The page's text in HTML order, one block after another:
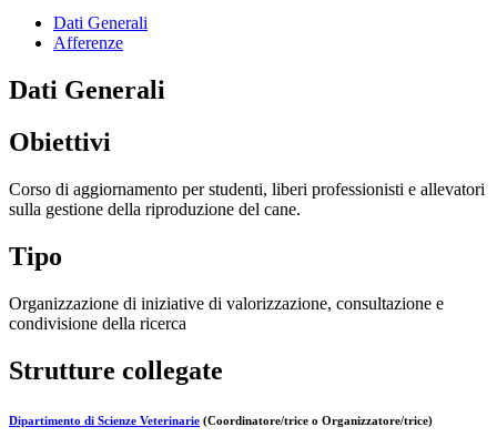
Dati Generali
Afferenze
Dati Generali
Obiettivi
Corso di aggiornamento per studenti, liberi professionisti e allevatori
sulla gestione della riproduzione del cane.
Tipo
Organizzazione di iniziative di valorizzazione, consultazione e
condivisione della ricerca
Strutture collegate
Dipartimento di Scienze Veterinarie (Coordinatore/trice o Organizzatore/trice)